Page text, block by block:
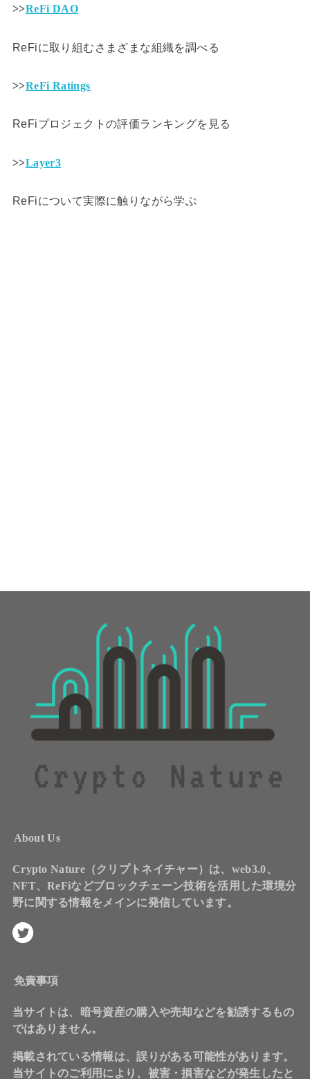
>>ReFi DAO
ReFiに取り組むさまざまな組織を調べる
>>ReFi Ratings
ReFiプロジェクトの評価ランキングを見る
>>Layer3
ReFiについて実際に触りながら学ぶ
About Us
Crypto Nature（クリプトネイチャー）は、web3.0、
NFT、ReFiなどブロックチェーン技術を活用した環境分
野に関する情報をメインに発信しています。
免責事項
当サイトは、暗号資産の購入や売却などを勧誘するもの
ではありません。
掲載されている情報は、誤りがある可能性があります。
当サイトのご利用により、被害・損害などが発生したと